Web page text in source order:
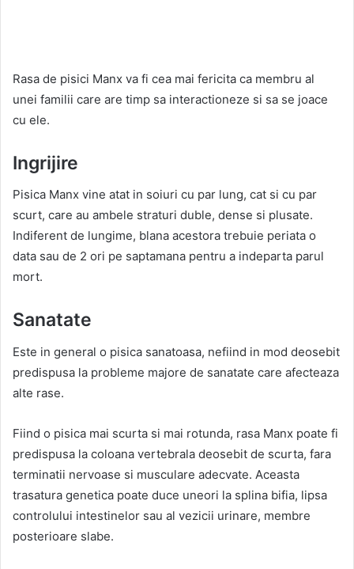
Rasa de pisici Manx va fi cea mai fericita ca membru al
unei familii care are timp sa interactioneze si sa se joace
cu ele.
Ingrijire
Pisica Manx vine atat in soiuri cu par lung, cat si cu par
scurt, care au ambele straturi duble, dense si plusate.
Indiferent de lungime, blana acestora trebuie periata o
data sau de 2 ori pe saptamana pentru a indeparta parul
mort.
Sanatate
Este in general o pisica sanatoasa, nefiind in mod deosebit
predispusa la probleme majore de sanatate care afecteaza
alte rase.
Fiind o pisica mai scurta si mai rotunda, rasa Manx poate fi
predispusa la coloana vertebrala deosebit de scurta, fara
terminatii nervoase si musculare adecvate. Aceasta
trasatura genetica poate duce uneori la splina bifia, lipsa
controlului intestinelor sau al vezicii urinare, membre
posterioare slabe.